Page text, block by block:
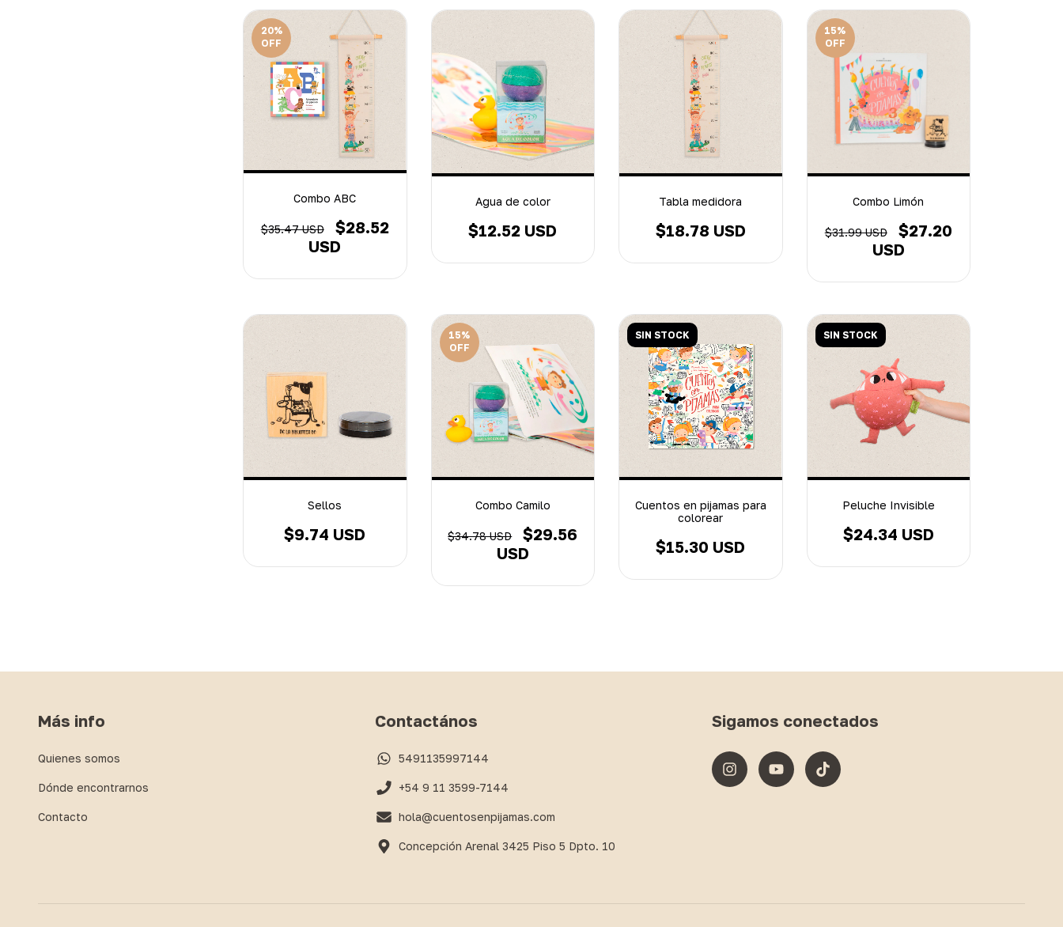
20%
OFF
Combo ABC
$35.47 USD
$28.52
USD
Agua de color
$12.52 USD
Tabla medidora
$18.78 USD
15%
OFF
Combo Limón
$31.99 USD
$27.20
USD
Sellos
$9.74 USD
15%
OFF
Combo Camilo
$34.78 USD
$29.56
USD
SIN STOCK
Cuentos en pijamas para
colorear
$15.30 USD
SIN STOCK
Peluche Invisible
$24.34 USD
Más info
Quienes somos
Dónde encontrarnos
Contacto
Contactános
5491135997144
+54 9 11 3599-7144
hola@cuentosenpijamas.com
Concepción Arenal 3425 Piso 5 Dpto. 10
Sigamos conectados